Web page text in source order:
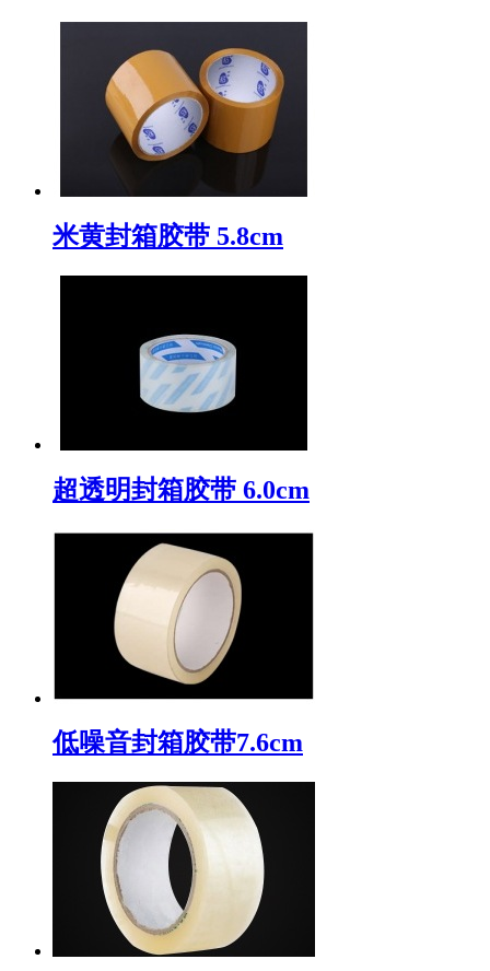
米黄封箱胶带 5.8cm
超透明封箱胶带 6.0cm
低噪音封箱胶带7.6cm